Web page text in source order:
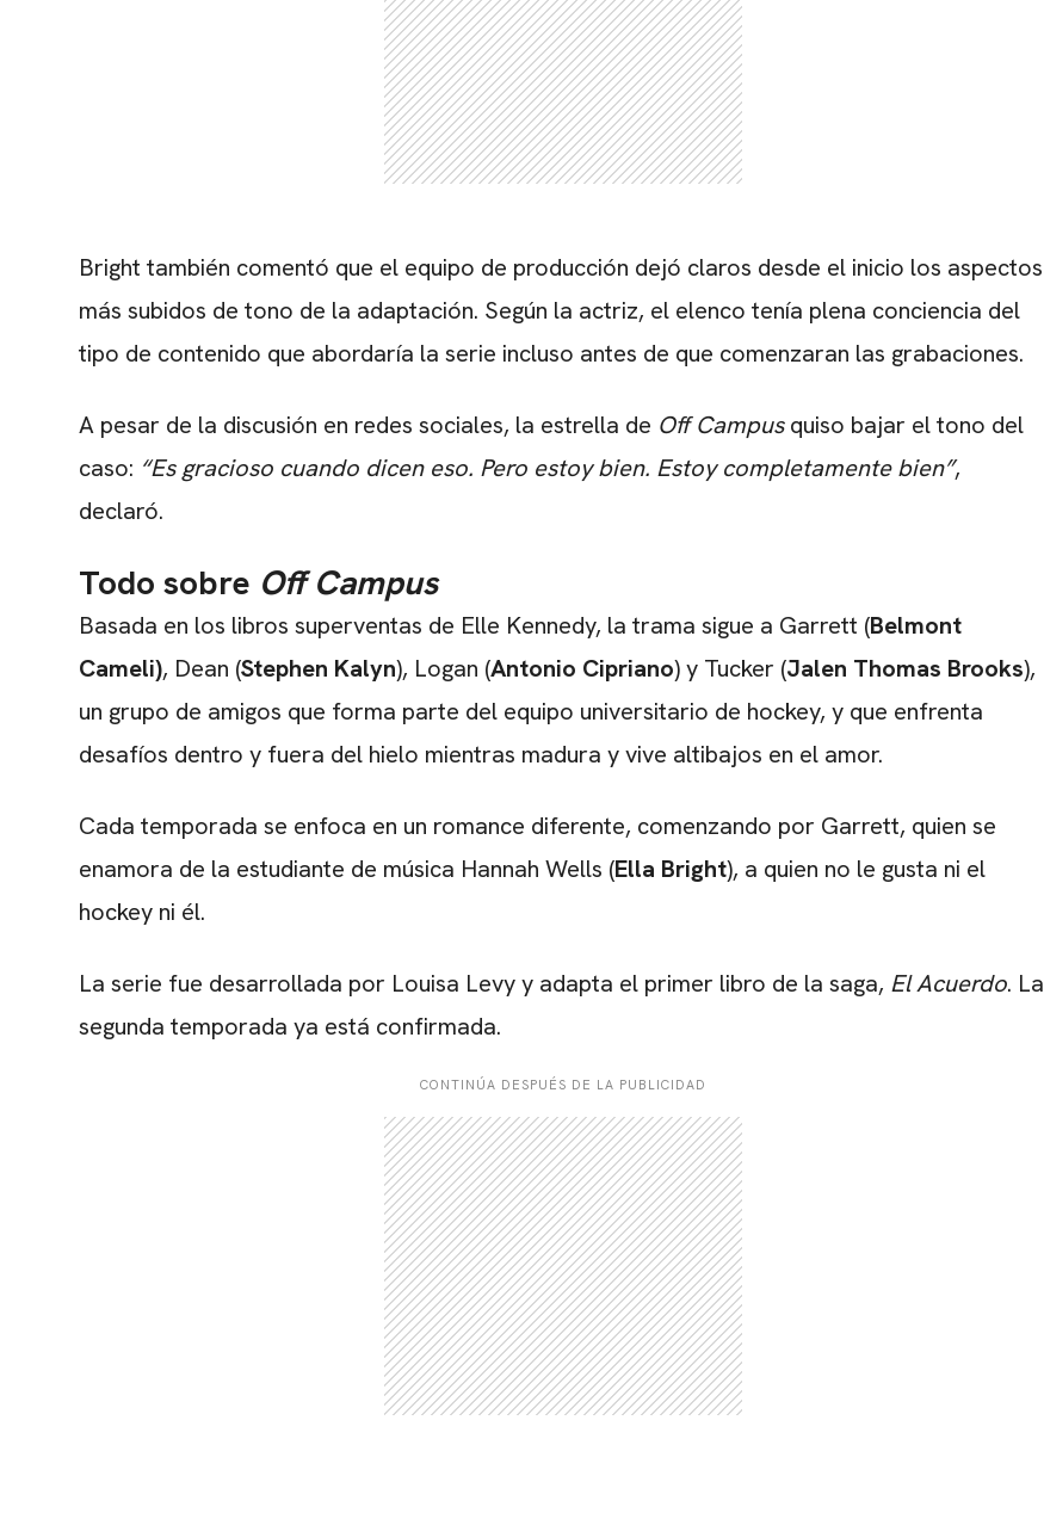
Bright también comentó que el equipo de producción dejó claros desde el inicio los aspectos
más subidos de tono de la adaptación. Según la actriz, el elenco tenía plena conciencia del
tipo de contenido que abordaría la serie incluso antes de que comenzaran las grabaciones.
A pesar de la discusión en redes sociales, la estrella de Off Campusquiso bajar el tono del
caso: “Es gracioso cuando dicen eso. Pero estoy bien. Estoy completamente bien”,
declaró.
Todo sobre Off Campus
Basada en los libros superventas de Elle Kennedy, la trama sigue a Garrett (Belmont
Cameli), Dean (Stephen Kalyn), Logan (Antonio Cipriano) y Tucker (Jalen Thomas Brooks),
un grupo de amigos que forma parte del equipo universitario de hockey, y que enfrenta
desafíos dentro y fuera del hielo mientras madura y vive altibajos en el amor.
Cada temporada se enfoca en un romance diferente, comenzando por Garrett, quien se
enamora de la estudiante de música Hannah Wells (Ella Bright), a quien no le gusta ni el
hockey ni él.
La serie fue desarrollada por Louisa Levy y adapta el primer libro de la saga, El Acuerdo. La
segunda temporada ya está confirmada.
CONTINÚA DESPUÉS DE LA PUBLICIDAD